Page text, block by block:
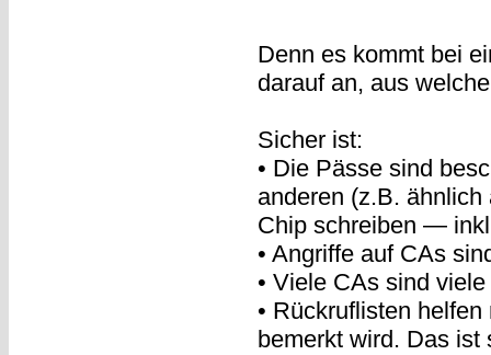
Denn es kommt bei
darauf an, aus
Sicher ist:
• Die Pässe sind
anderen (z.B.
Chip schreiben —
• Angriffe auf CAs
• Viele CAs sind
• Rückruflisten
bemerkt wird. Das ist